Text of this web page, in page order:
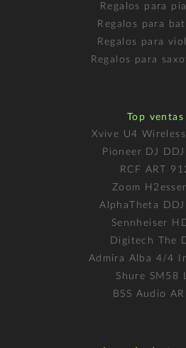
Regalos para
Regalos para
Regalos para
Regalos para
Top ventas
Xvive U4 Wireless
Pioneer DJ
RCF ART
Zoom
AlphaTheta DDJ
Sennheiser
Digitech The
Admira Alba 4/4
Shure SM58
BSS Audio